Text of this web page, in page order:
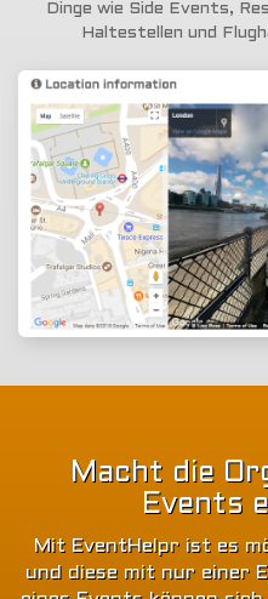
Dinge wie Side Events,
Haltestellen und
Macht die
Events
Mit EventHelpr ist es
und diese mit nur einer